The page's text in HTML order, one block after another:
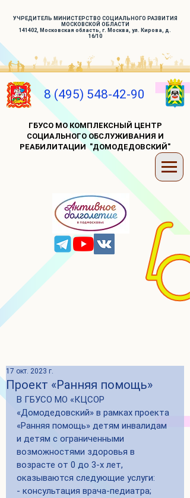
УЧРЕДИТЕЛЬ МИНИСТЕРСТВО СОЦИАЛЬНОГО РАЗВИТИЯ
МОСКОВСКОЙ ОБЛАСТИ
141402, Московская область, г. Москва, ул. Кирова, д.
16/10
8 (495) 548-42-90
ГБУСО МО КОМПЛЕКСНЫЙ ЦЕНТР
СОЦИАЛЬНОГО ОБСЛУЖИВАНИЯ И
РЕАБИЛИТАЦИИ "ДОМОДЕДОВСКИЙ"
Проект «Ранняя помощь»
17 окт. 2023 г.
В ГБУСО МО «КЦСОР
«Домодедовский» в рамках проекта
«Ранняя помощь» детям инвалидам
и детям с ограниченными
возможностями здоровья в
возрасте от 0 до 3-х лет,
оказываются следующие услуги:
- консультация врача-педиатра;